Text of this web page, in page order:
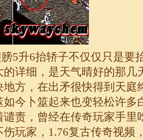
5升6抬轿子不仅仅只是要
的详细，是天气晴好的那几
地方，在出矛很快得到天庭
如今卜筮起来也变轻松许多
谴责，曾经在传奇玩家手里
玩家， 1.76复古传奇视频